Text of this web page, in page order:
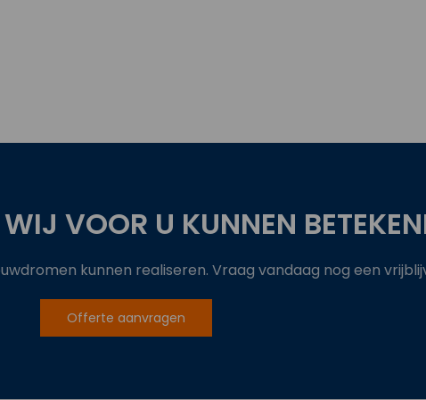
VOOR U KUNNEN
kunnen realiseren. Vraag vandaag nog een
Offerte aanvragen